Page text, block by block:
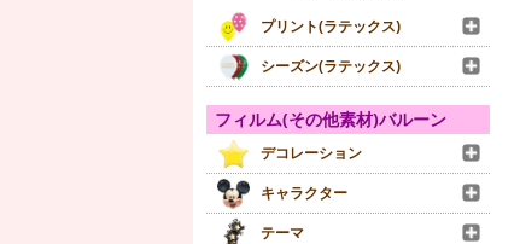
プリント(ラテックス)
シーズン(ラテックス)
フィルム(その他素材)バルーン
デコレーション
キャラクター
テーマ